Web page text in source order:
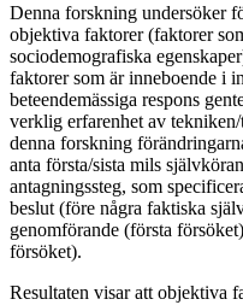
Denna forskning undersöker
objektiva faktorer (faktorer
sociodemografiska
faktorer som är inneboende i
beteendemässiga respons
verklig erfarenhet av
denna forskning
anta första/sista mils
antagningssteg, som
beslut (före några faktiska
genomförande (första
försöket).
Resultaten visar att objektiva